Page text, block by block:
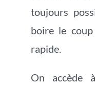
toujours
boire le coup
rapide.
On accède